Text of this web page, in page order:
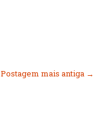
Postagem mais antiga →